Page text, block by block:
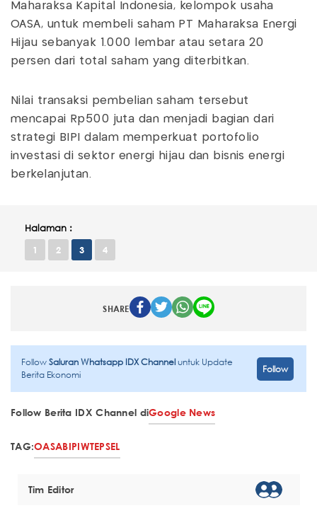
Maharaksa Kapital Indonesia, kelompok usaha
OASA, untuk membeli saham PT Maharaksa Energi
Hijau sebanyak 1.000 lembar atau setara 20
persen dari total saham yang diterbitkan.
Nilai transaksi pembelian saham tersebut
mencapai Rp500 juta dan menjadi bagian dari
strategi BIPI dalam memperkuat portofolio
investasi di sektor energi hijau dan bisnis energi
berkelanjutan.
Halaman :
1 2 3 4
SHARE
FollowSaluran Whatsapp IDX Channeluntuk Update
Berita Ekonomi
Follow
Follow Berita IDX Channel diGoogle News
TAG:OASABIPIWTEPSEL
Tim Editor